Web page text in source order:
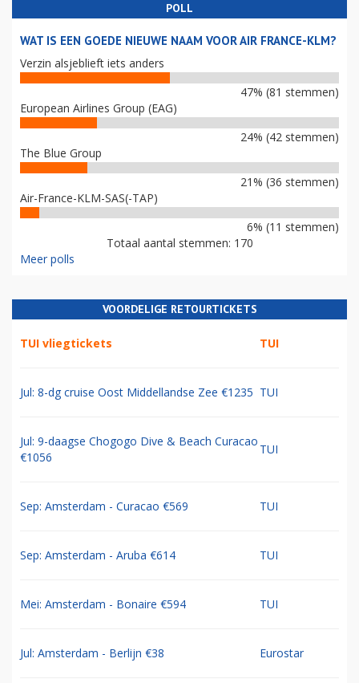
POLL
WAT IS EEN GOEDE NIEUWE NAAM VOOR AIR FRANCE-KLM?
Verzin alsjeblieft iets anders
47% (81 stemmen)
European Airlines Group (EAG)
24% (42 stemmen)
The Blue Group
21% (36 stemmen)
Air-France-KLM-SAS(-TAP)
6% (11 stemmen)
Totaal aantal stemmen: 170
Meer polls
VOORDELIGE RETOURTICKETS
TUI vliegtickets TUI
Jul: 8-dg cruise Oost Middellandse Zee €1235 TUI
Jul: 9-daagse Chogogo Dive & Beach Curacao
€1056
TUI
Sep: Amsterdam - Curacao €569 TUI
Sep: Amsterdam - Aruba €614 TUI
Mei: Amsterdam - Bonaire €594 TUI
Jul: Amsterdam - Berlijn €38 Eurostar